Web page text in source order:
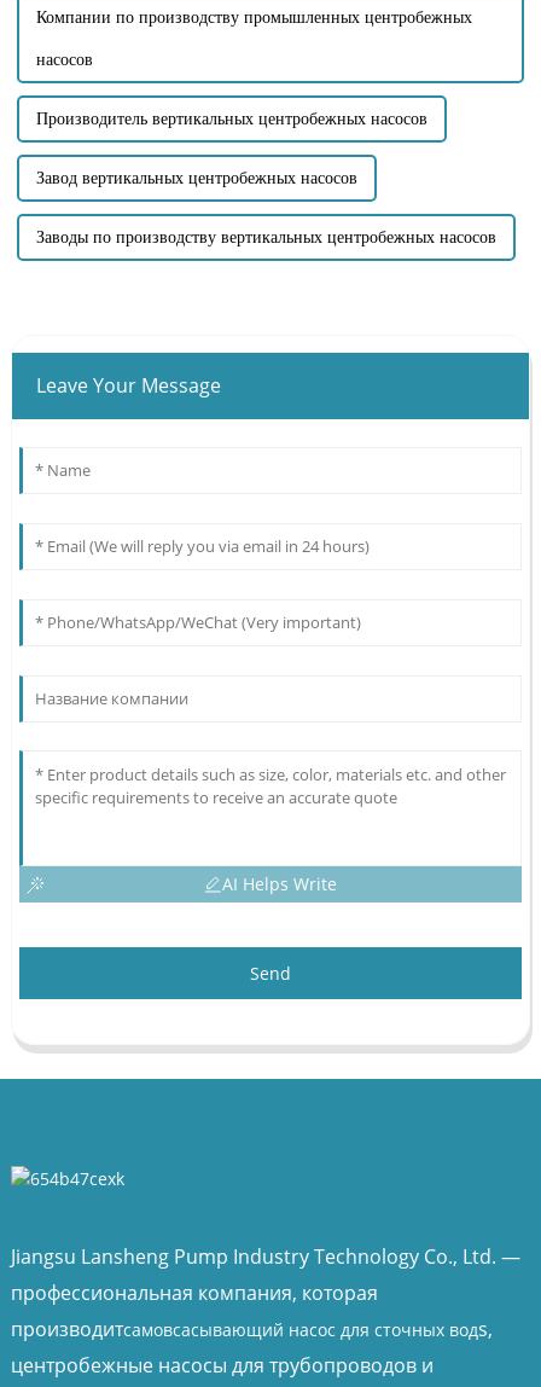
Компании по производству промышленных центробежных
насосов
Производитель вертикальных центробежных насосов
Завод вертикальных центробежных насосов
Заводы по производству вертикальных центробежных насосов
Leave Your Message
AI Helps Write
Send
Jiangsu Lansheng Pump Industry Technology Co., Ltd. —
профессиональная компания, которая
производитсамовсасывающий насос для сточных водs,
центробежные насосы для трубопроводов и